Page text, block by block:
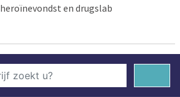
heroïnevondst en drugslab